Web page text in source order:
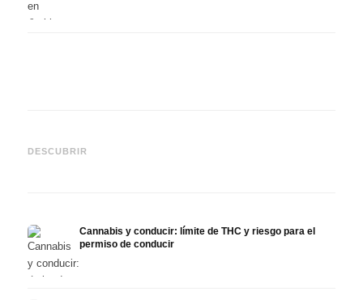
DESCUBRIR
automedición y lo que
Cannabis y conducir: límite de THC y riesgo para el
permiso de conducir